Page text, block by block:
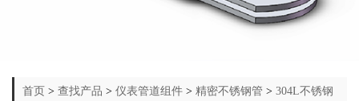
首页 > 查找产品 > 仪表管道组件 > 精密不锈钢管 > 304L不锈钢